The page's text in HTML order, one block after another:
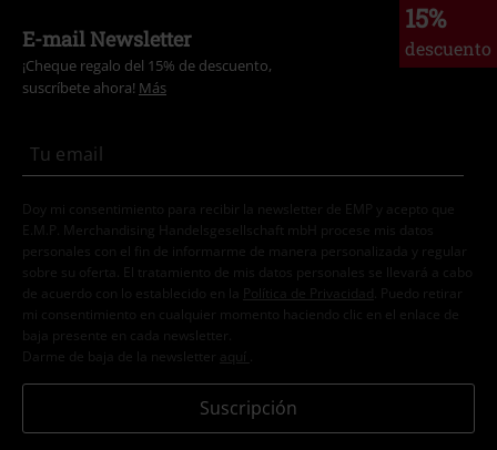
15%
descuento
E-mail Newsletter
¡Cheque regalo del 15% de descuento,
suscríbete ahora! Más
Doy mi consentimiento para recibir la newsletter de EMP y acepto que
E.M.P. Merchandising Handelsgesellschaft mbH procese mis datos
personales con el fin de informarme de manera personalizada y regular
sobre su oferta. El tratamiento de mis datos personales se llevará a cabo
de acuerdo con lo establecido en la
Política de Privacidad . Puedo retirar
mi consentimiento en cualquier momento haciendo clic en el enlace de
baja presente en cada newsletter.
Darme de baja de la newsletter
aquí
Suscripción